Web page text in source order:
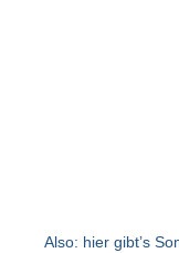
Also: hier gibt’s